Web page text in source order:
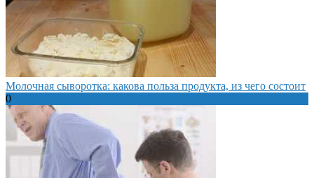
Молочная сыворотка: какова польза продукта, из чего состоит
0